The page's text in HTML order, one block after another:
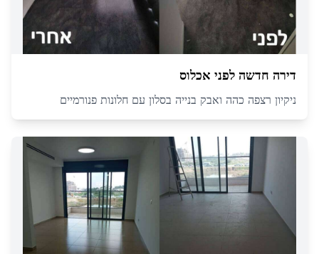
דירה חדשה לפני אכלוס
ניקיון רצפה כהה ואבק בנייה בסלון עם חלונות פנורמיים